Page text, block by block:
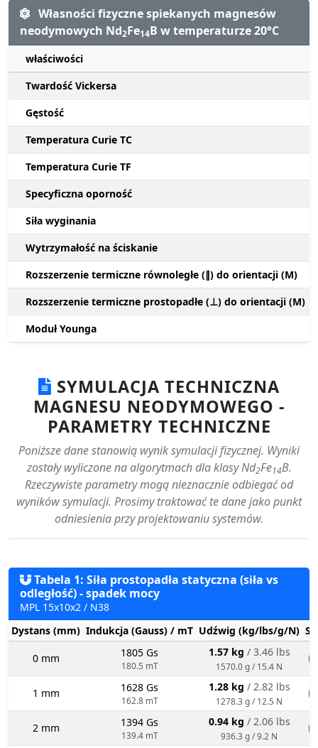
Własności fizyczne spiekanych magnesów
neodymowych Nd2Fe14B w temperaturze 20°C
właściwości
Twardość Vickersa
Gęstość
Temperatura Curie TC
Temperatura Curie TF
Specyficzna oporność
Siła wyginania
Wytrzymałość na ściskanie
Rozszerzenie termiczne równoległe (∥) do orientacji (M)
Rozszerzenie termiczne prostopadłe (⊥) do orientacji (M)
Moduł Younga
SYMULACJA TECHNICZNA
MAGNESU NEODYMOWEGO -
PARAMETRY TECHNICZNE
Poniższe dane stanowią wynik symulacji fizycznej. Wyniki
zostały wyliczone na algorytmach dla klasy Nd2Fe14B.
Rzeczywiste parametry mogą nieznacznie odbiegać od
wyników symulacji. Prosimy traktować te dane jako punkt
odniesienia przy projektowaniu systemów.
Tabela 1: Siła prostopadła statyczna (siła vs
odległość) - spadek mocy
MPL 15x10x2 / N38
Dystans (mm) Indukcja (Gauss) / mT Udźwig (kg/lbs/g/N)
0 mm 1805 Gs
180.5 mT
1.57 kg / 3.46 lbs
1570.0 g / 15.4 N
1 mm 1628 Gs
162.8 mT
1.28 kg / 2.82 lbs
1278.3 g / 12.5 N
2 mm 1394 Gs
139.4 mT
0.94 kg / 2.06 lbs
936.3 g / 9.2 N